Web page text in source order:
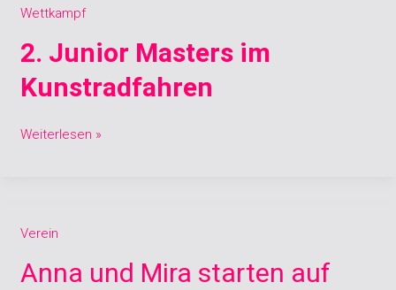
Wettkampf
2. Junior Masters im
Kunstradfahren
2.
Masters
im
Kunstradfahren
Weiterlesen »
Verein
Anna und Mira starten auf
Anna
Mira